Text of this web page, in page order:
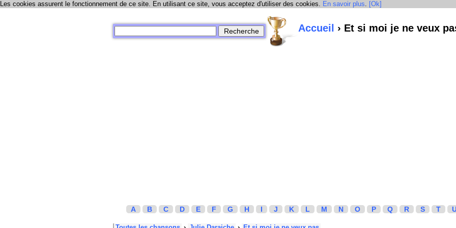
Les cookies assurent le fonctionnement de ce site. En utilisant ce site, vous acceptez d'utiliser des cookies. En savoir plus. [Ok]
Accueil › Et si moi je ne veux
A B C D E F G H I J K L M N O P Q R S T